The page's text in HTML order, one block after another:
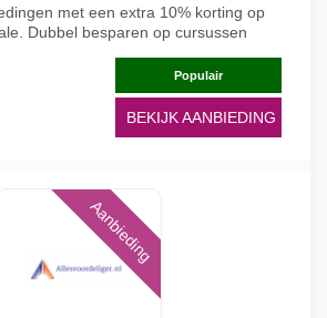
met een extra 10% korting op
Dubbel besparen op cursussen
Populair
BEKIJK AANBIEDING
Aanbieding